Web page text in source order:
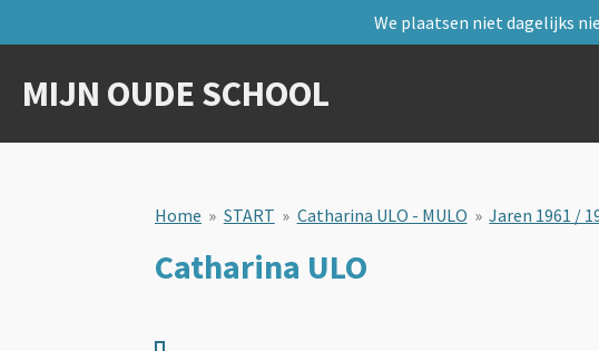
direct
de
We plaatsen niet dagelijks
MIJN OUDE SCHOOL
Home » START » Catharina ULO - MULO » Jaren 1961 /
Catharina ULO